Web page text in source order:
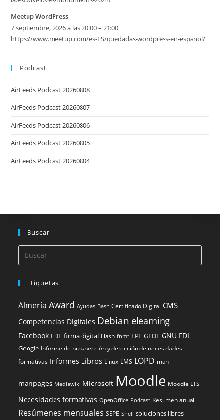
Meetup WordPress
7 septiembre, 2026 a las 20:00 – 21:00
https://www.meetup.com/es-ES/quedadas-wordpress-en-espanol/
Podcast
AirFeeds Podcast 20260808
AirFeeds Podcast 20260807
AirFeeds Podcast 20260806
AirFeeds Podcast 20260805
AirFeeds Podcast 20260804
Buscar
Etiquetas
Almería Award Ayudas Bash Certificado Digital CMS
Competencias Digitales Debian elearning
Facebook FDL firma digital Flash fnmt FPE GFDL GNU FDL
Google Informe de prospección y detección de necesidades
formativas Informes Libros Linux LMS LOPD man
manpages Mediawiki Microsoft Moodle Moodle LTS
Necesidades formativas OpenOffice Podcast Resumen anual
Resúmenes mensuales SEPE Shell soluciones libres